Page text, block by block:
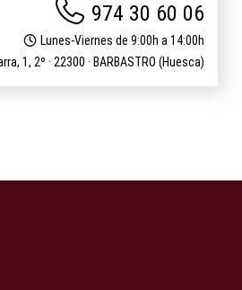
974 30 60 06
Lunes-Viernes de 9:00h a 14:00h
1, 2º · 22300 · BARBASTRO (Huesca)